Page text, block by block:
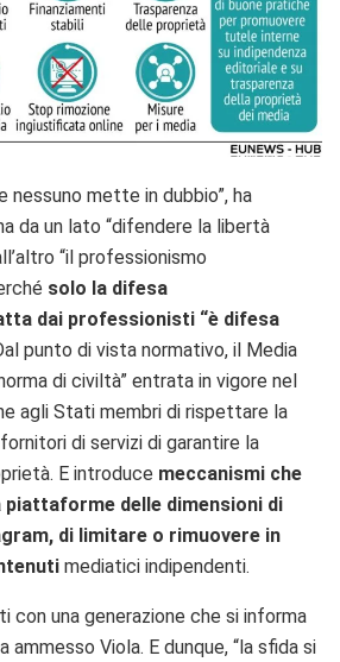
nessuno mette in dubbio”, ha
da un lato “difendere la libertà
“il professionismo
solo la difesa
dai professionisti “è difesa
punto di vista normativo, il Media
di civiltà” entrata in vigore nel
agli Stati membri di rispettare la
di servizi di garantire la
E introduce meccanismi che
piattaforme delle dimensioni di
di limitare o rimuovere in
mediatici indipendenti.
con una generazione che si informa
ammesso Viola. E dunque, “la sfida si